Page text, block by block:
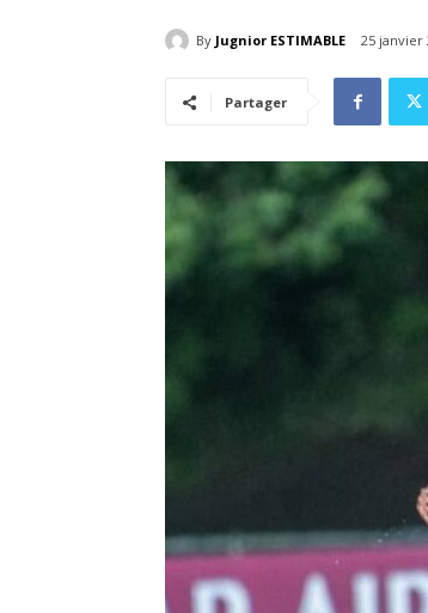
By Jugnior ESTIMABLE 25 janvier
Partager